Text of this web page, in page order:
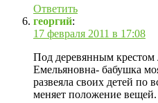
Ответить
георгий:
17 февраля 2011 в 17:08
Под деревянным
Емельяновна- бабушка
развеяла своих детей по
меняет положение вещей.